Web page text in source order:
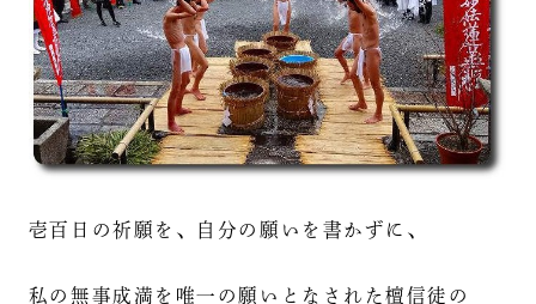
壱百日の祈願を、自分の願いを書かずに、
私の無事成満を唯一の願いとなされた檀信徒の